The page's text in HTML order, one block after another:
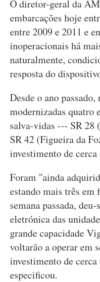
O diretor-geral da
embarcações hoje
entre 2009 e 2011 e
inoperacionais há
naturalmente,
resposta do
Desde o ano
modernizadas quatro
salva-vidas --- SR 28
SR 42 (Figueira da
investimento de
Foram "ainda
estando mais três em
semana passada,
eletrónica das
grande capacidade
voltarão a operar em
investimento de
especificou.